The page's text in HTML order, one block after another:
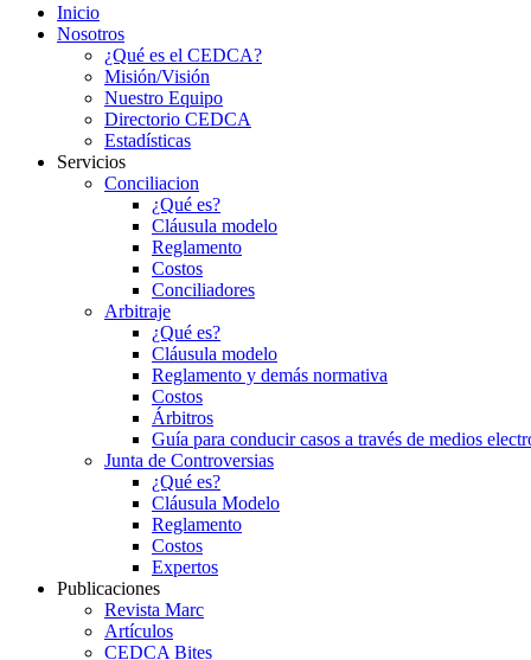
Inicio
Nosotros
¿Qué es el CEDCA?
Misión/Visión
Nuestro Equipo
Directorio CEDCA
Estadísticas
Servicios
Conciliacion
¿Qué es?
Cláusula modelo
Reglamento
Costos
Conciliadores
Arbitraje
¿Qué es?
Cláusula modelo
Reglamento y demás normativa
Costos
Árbitros
Guía para conducir casos a través de medios
Junta de Controversias
¿Qué es?
Cláusula Modelo
Reglamento
Costos
Expertos
Publicaciones
Revista Marc
Artículos
CEDCA Bites